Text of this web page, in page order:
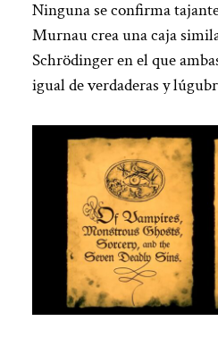
Ninguna se confirma
Murnau crea una caja
Schrödinger en el que
igual de verdaderas y